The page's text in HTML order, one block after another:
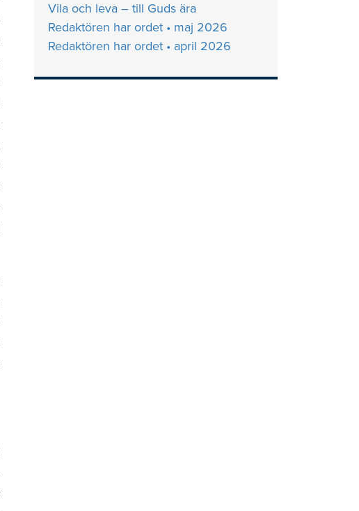
Vila och leva – till Guds ära
Redaktören har ordet • maj 2026
Redaktören har ordet • april 2026